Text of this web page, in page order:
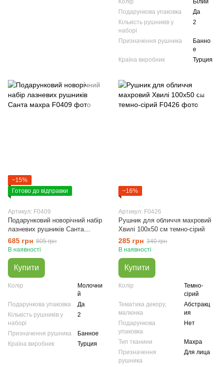
Колір
Білий
Подарункова упаковка
Да
Кількість рушників у
наборі
2
Призначення рушника
Банно
е
Країна виробник
Турция
−15%
Готово до відправки
Артикул: F0409
Подарунковий новорічний набір
лазневих рушників Санта
махра
685 грн 805 грн
В наявності
Купити
Колір
Молочни
й
Подарункова упаковка
Да
Кількість рушників у
наборі
2
Призначення рушника
Банное
Країна виробник
Турция
−16%
Артикул: F0426
Рушник для обличчя махровий
Хвилі 100х50 см темно-сірий
285 грн 340 грн
В наявності
Купити
Колір
Темно-
сірий
Тематика декору,
малюнка
Абстракц
ия
Подарункова
упаковка
Нет
Тип тканини
Махра
Призначення
рушника
Для лица